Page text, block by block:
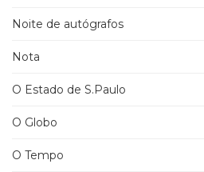
Noite de autógrafos
Nota
O Estado de S.Paulo
O Globo
O Tempo